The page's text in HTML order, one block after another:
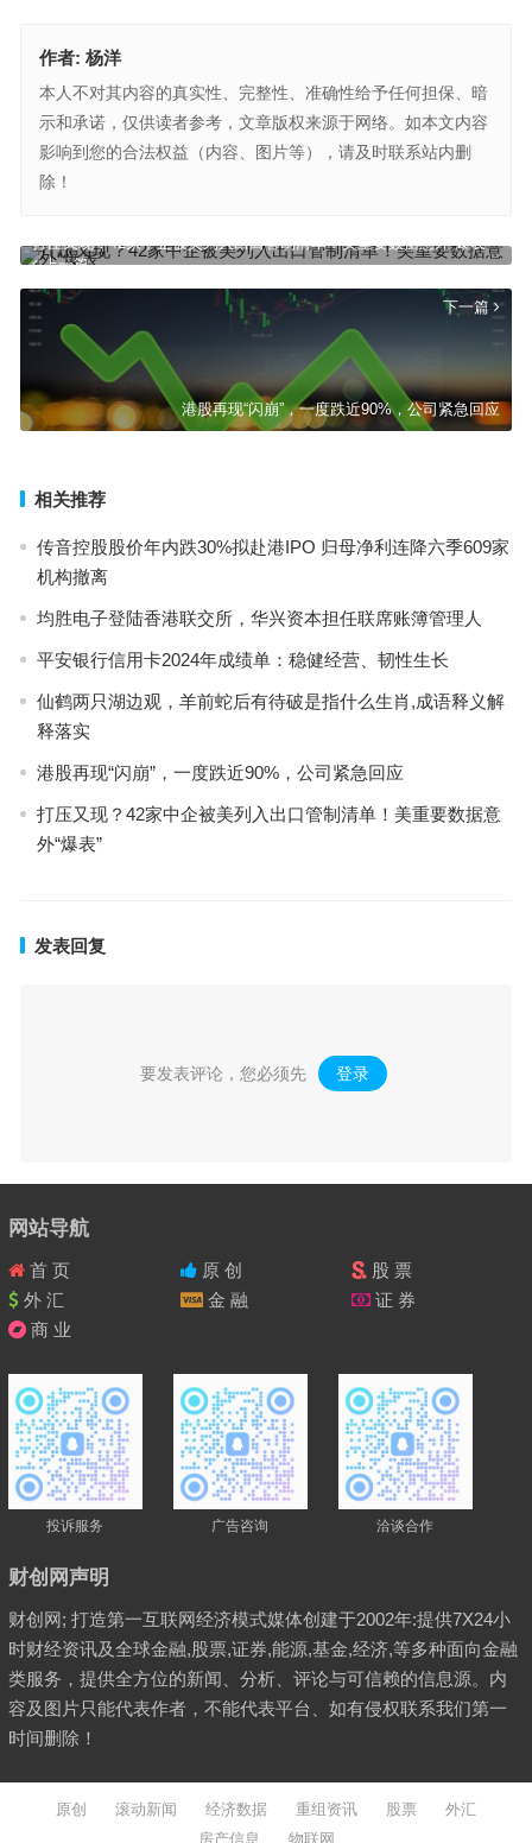
作者: 杨洋
本人不对其内容的真实性、完整性、准确性给予任何担保、暗
示和承诺，仅供读者参考，文章版权来源于网络。如本文内容
影响到您的合法权益（内容、图片等），请及时联系站内删
除！
上一篇
打压又现？42家中企被美列入出口管制清单！美重要数据意外“爆表”
下一篇
港股再现“闪崩”，一度跌近90%，公司紧急回应
相关推荐
传音控股股价年内跌30%拟赴港IPO 归母净利连降六季609家
机构撤离
均胜电子登陆香港联交所，华兴资本担任联席账簿管理人
平安银行信用卡2024年成绩单：稳健经营、韧性生长
仙鹤两只湖边观，羊前蛇后有待破是指什么生肖,成语释义解
释落实
港股再现“闪崩”，一度跌近90%，公司紧急回应
打压又现？42家中企被美列入出口管制清单！美重要数据意
外“爆表”
发表回复
要发表评论，您必须先 登录 。
网站导航
首 页 原 创
股 票
外 汇
金 融
证 券
商 业
投诉服务 广告咨询 洽谈合作
财创网声明
财创网; 打造第一互联网经济模式媒体创建于2002年:提供7X24小
时财经资讯及全球金融,股票,证券,能源,基金,经济,等多种面向金融
类服务，提供全方位的新闻、分析、评论与可信赖的信息源。内
容及图片只能代表作者，不能代表平台、如有侵权联系我们第一
时间删除！
原创 滚动新闻 经济数据 重组资讯 股票
外汇
房产信息
物联网